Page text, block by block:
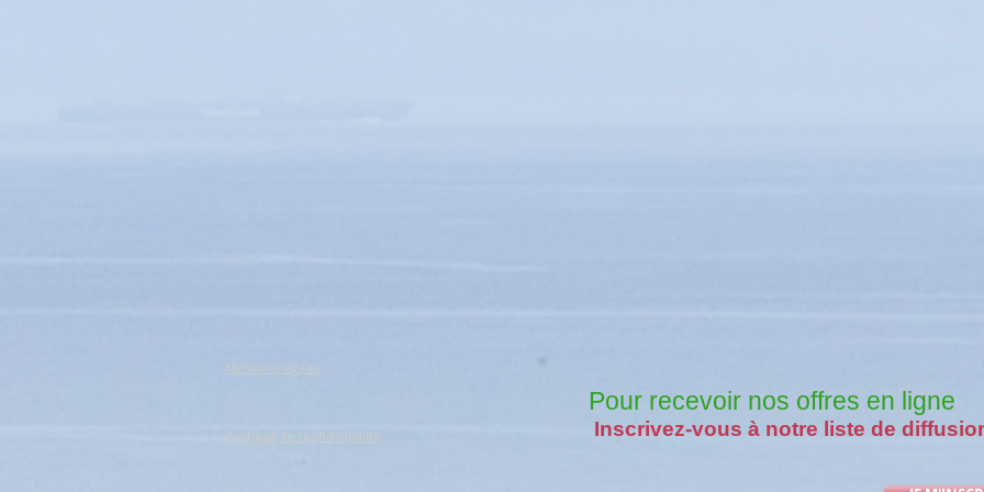
Mentions légales
Politique de confidentialité
Pour recevoir nos offres en ligne
Inscrivez-vous à notre liste de